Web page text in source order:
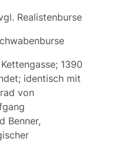
Realistenburse
1390
identisch mit
von
Benner,